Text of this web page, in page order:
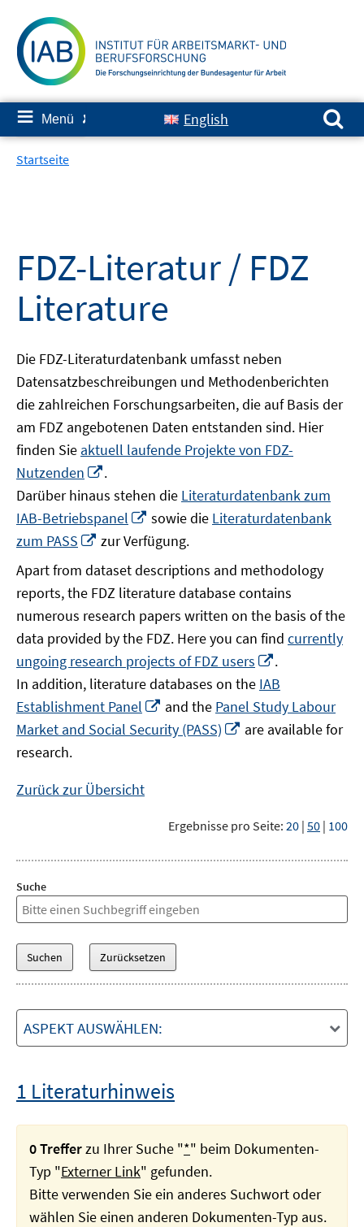
zum
Inhalt
≡ Menü ✘ English
Suchen nach:
Startseite
FDZ-Literatur / FDZ
Literature
Die FDZ-Literaturdatenbank umfasst neben
Datensatzbeschreibungen und Methodenberichten
die zahlreichen Forschungsarbeiten, die auf Basis der
am FDZ angebotenen Daten entstanden sind. Hier
finden Sie aktuell laufende Projekte von FDZ-
Nutzenden
neuem
Fenster
öffnen
.
Darüber hinaus stehen die Literaturdatenbank zum
IAB-Betriebspanel
In
neuem
Fenster
öffnen
sowie die Literaturdatenbank
zum PASS
In
Fenster
öffnen
zur Verfügung.
Apart from dataset descriptions and methodology
reports, the FDZ literature database contains
numerous research papers written on the basis of the
data provided by the FDZ. Here you can find currently
ungoing research projects of FDZ users
neuem
Fenster
öffnen
.
In addition, literature databases on the IAB
Establishment Panel
In
neuem
Fenster
and the Panel Study Labour
Market and Social Security (PASS)
In
are available for
research.
Zurück zur Übersicht
Ergebnisse pro Seite: 20 | 50 | 100
Suche
ASPEKT AUSWÄHLEN:
1 Literaturhinweis
0 Trefferzu Ihrer Suche "*" beim Dokumenten-
Typ "Externer Link" gefunden.
Bitte verwenden Sie ein anderes Suchwort oder
wählen Sie einen anderen Dokumenten-Typ aus.